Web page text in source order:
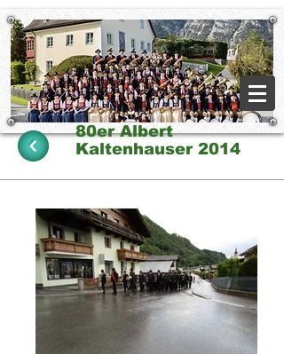
80er Albert
Kaltenhauser 2014